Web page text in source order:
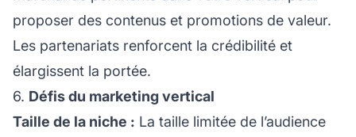
proposer des contenus et promotions de valeur.
Les partenariats renforcent la crédibilité et
élargissent la portée.
6. Défis du marketing vertical
Taille de la niche : La taille limitée de l’audience